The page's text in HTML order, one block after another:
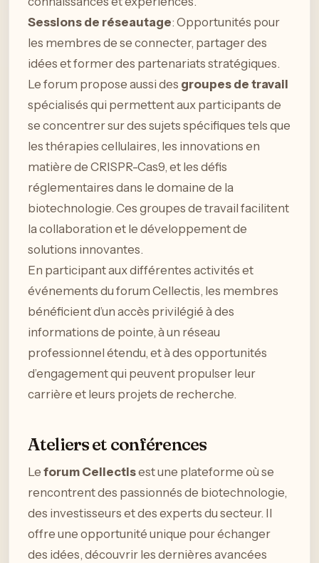
Sessions de réseautage: Opportunités pour
les membres de se connecter, partager des
idées et former des partenariats stratégiques.
Le forum propose aussi des groupes de travail
spécialisés qui permettent aux participants de
se concentrer sur des sujets spécifiques tels que
les thérapies cellulaires, les innovations en
matière de CRISPR-Cas9, et les défis
réglementaires dans le domaine de la
biotechnologie. Ces groupes de travail facilitent
la collaboration et le développement de
solutions innovantes.
En participant aux différentes activités et
événements du forum Cellectis, les membres
bénéficient d’un accès privilégié à des
informations de pointe, à un réseau
professionnel étendu, et à des opportunités
d’engagement qui peuvent propulser leur
carrière et leurs projets de recherche.
Ateliers et conférences
Le forum Cellectisest une plateforme où se
rencontrent des passionnés de biotechnologie,
des investisseurs et des experts du secteur. Il
offre une opportunité unique pour échanger
des idées, découvrir les dernières avancées